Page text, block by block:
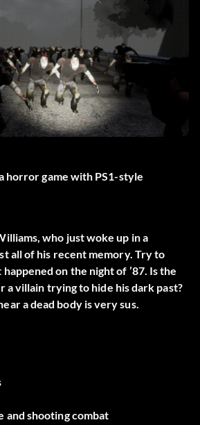
horror game with PS1-style
who just woke up in a
all of his recent memory. Try to
on the night of ’87. Is the
a villain trying to hide his dark past?
a dead body is very sus.
and shooting combat